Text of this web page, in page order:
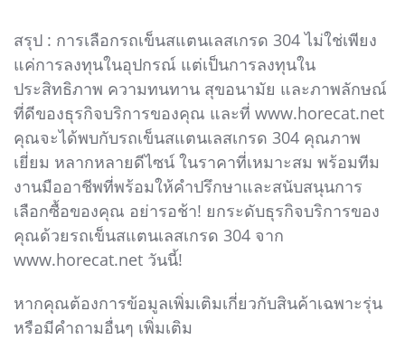
สรุป : การเลือกรถเข็นสแตนเลสเกรด 304 ไม่ใช่เพียง
แค่การลงทุนในอุปกรณ์ แต่เป็นการลงทุนใน
ประสิทธิภาพ ความทนทาน สุขอนามัย และภาพลักษณ์
ที่ดีของธุรกิจบริการของคุณ และที่ www.horecat.net
คุณจะได้พบกับรถเข็นสแตนเลสเกรด 304 คุณภาพ
เยี่ยม หลากหลายดีไซน์ ในราคาที่เหมาะสม พร้อมทีม
งานมืออาชีพที่พร้อมให้คำปรึกษาและสนับสนุนการ
เลือกซื้อของคุณ อย่ารอช้า! ยกระดับธุรกิจบริการของ
คุณด้วยรถเข็นสแตนเลสเกรด 304 จาก
www.horecat.net วันนี้!
หากคุณต้องการข้อมูลเพิ่มเติมเกี่ยวกับสินค้าเฉพาะรุ่น
หรือมีคำถามอื่นๆ เพิ่มเติม